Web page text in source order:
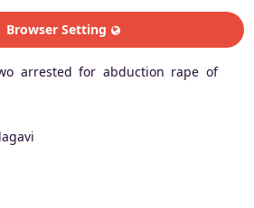
Browser Setting
arrested for abduction rape of